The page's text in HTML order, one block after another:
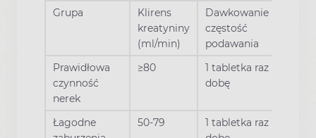
Grupa
Klirens
kreatyniny
(ml/min)
Dawkowanie i
częstość
podawania
Prawidłowa
czynność
nerek
≥80
1 tabletka raz na
dobę
Łagodne
50-79
1 tabletka raz na